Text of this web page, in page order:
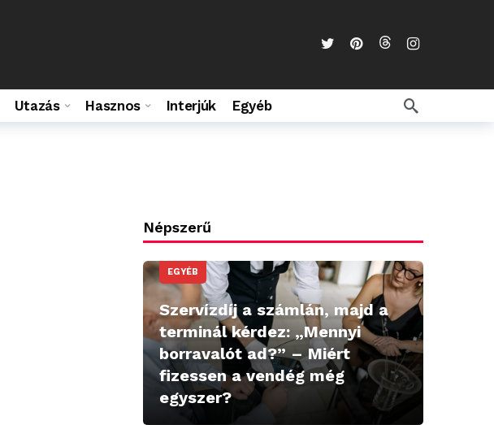
Utazás Hasznos Interjúk Egyéb
Népszerű
EGYÉB
Szervízdíj a számlán, majd a
terminál kérdez: „Mennyi
borravalót ad?” – Miért
fizessen a vendég még
egyszer?